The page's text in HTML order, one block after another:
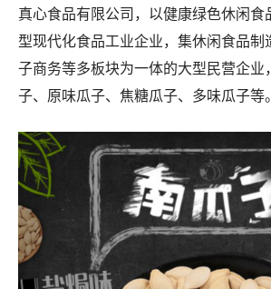
真心食品有限公司，以健康绿色休闲食
型现代化食品工业企业，集休闲食品制
子商务等多板块为一体的大型民营企业
子、原味瓜子、焦糖瓜子、多味瓜子等。